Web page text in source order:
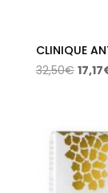
CLINIQUE
32,50€ El
17,17